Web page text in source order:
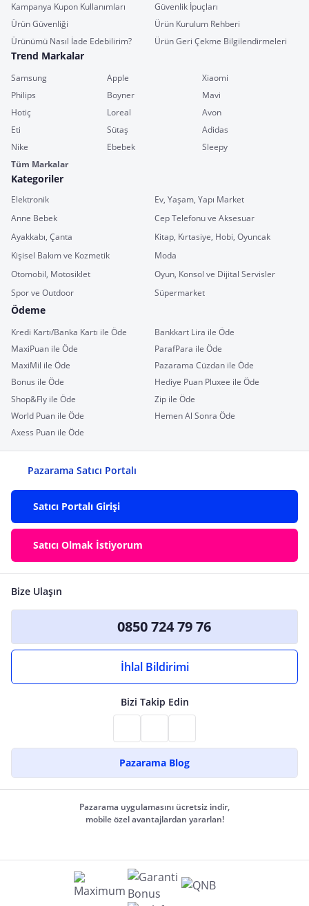
Kampanya Kupon Kullanımları
Güvenlik İpuçları
Ürün Güvenliği
Ürün Kurulum Rehberi
Ürünümü Nasıl İade Edebilirim?
Ürün Geri Çekme Bilgilendirmeleri
Trend Markalar
Samsung Apple
Xiaomi
Philips
Boyner
Mavi
Hotiç
Loreal
Avon
Eti
Sütaş
Adidas
Nike
Ebebek
Sleepy
Tüm Markalar
Kategoriler
Elektronik
Ev, Yaşam, Yapı Market
Anne Bebek
Cep Telefonu ve Aksesuar
Ayakkabı, Çanta
Kitap, Kırtasiye, Hobi, Oyuncak
Kişisel Bakım ve Kozmetik
Moda
Otomobil, Motosiklet
Oyun, Konsol ve Dijital Servisler
Spor ve Outdoor
Süpermarket
Ödeme
Kredi Kartı/Banka Kartı ile Öde
Bankkart Lira ile Öde
MaxiPuan ile Öde
ParafPara ile Öde
MaxiMil ile Öde
Pazarama Cüzdan ile Öde
Bonus ile Öde
Hediye Puan Pluxee ile Öde
Shop&Fly ile Öde
Zip ile Öde
World Puan ile Öde
Hemen Al Sonra Öde
Axess Puan ile Öde
Pazarama Satıcı Portalı
Satıcı Portalı Girişi
Satıcı Olmak İstiyorum
Bize Ulaşın
0850 724 79 76
İhlal Bildirimi
Bizi Takip Edin
Pazarama Blog
Pazarama uygulamasını ücretsiz indir,
mobile özel avantajlardan yararlan!